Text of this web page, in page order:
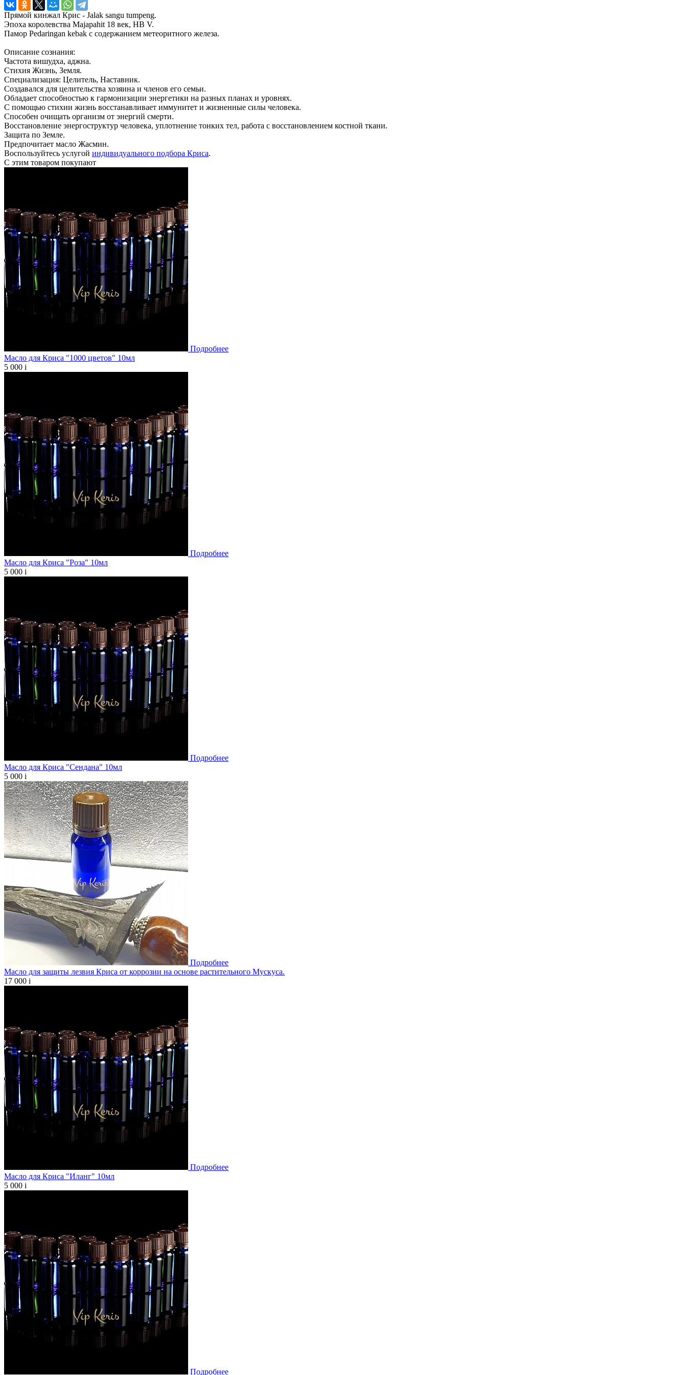
Прямой кинжал Крис - Jalak sangu tumpeng.
Эпоха королевства Majapahit 18 век, HB V.
Памор Pedaringan kebak с содержанием метеоритного железа.
Описание сознания:
Частота вишудха, аджна.
Стихия Жизнь, Земля.
Специализация: Целитель, Наставник.
Создавался для целительства хозяина и членов его семьи.
Обладает способностью к гармонизации энергетики на разных планах и уровнях.
С помощью стихии жизнь восстанавливает иммунитет и жизненные силы человека.
Способен очищать организм от энергий смерти.
Восстановление энергоструктур человека, уплотнение тонких тел, работа с восстановлением костной ткани.
Защита по Земле.
Предпочитает масло Жасмин.
Воспользуйтесь услугой индивидуального подбора Криса.
С этим товаром покупают
Подробнее
Масло для Криса "1000 цветов" 10мл
5 000 i
Подробнее
Масло для Криса "Роза" 10мл
5 000 i
Подробнее
Масло для Криса "Сендана" 10мл
5 000 i
Подробнее
Масло для защиты лезвия Криса от коррозии на основе растительного Мускуса.
17 000 i
Подробнее
Масло для Криса "Иланг" 10мл
5 000 i
Подробнее